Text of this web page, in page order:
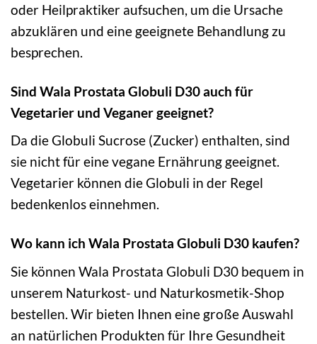
oder Heilpraktiker aufsuchen, um die Ursache
abzuklären und eine geeignete Behandlung zu
besprechen.
Sind Wala Prostata Globuli D30 auch für
Vegetarier und Veganer geeignet?
Da die Globuli Sucrose (Zucker) enthalten, sind
sie nicht für eine vegane Ernährung geeignet.
Vegetarier können die Globuli in der Regel
bedenkenlos einnehmen.
Wo kann ich Wala Prostata Globuli D30 kaufen?
Sie können Wala Prostata Globuli D30 bequem in
unserem Naturkost- und Naturkosmetik-Shop
bestellen. Wir bieten Ihnen eine große Auswahl
an natürlichen Produkten für Ihre Gesundheit